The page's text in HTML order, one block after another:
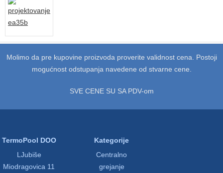
Molimo da pre kupovine proizvoda proverite validnost cena. Postoji
mogućnost odstupanja navedene od stvarne cene.
SVE CENE SU SA PDV-om
TermoPool DOO
LJubiše
Miodragovica 11
Kategorije
Centralno
grejanje